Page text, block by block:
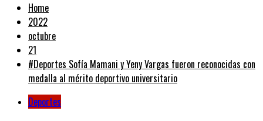
Home
2022
octubre
21
#Deportes Sofía Mamani y Yeny Vargas fueron reconocidas con
medalla al mérito deportivo universitario
Deportes